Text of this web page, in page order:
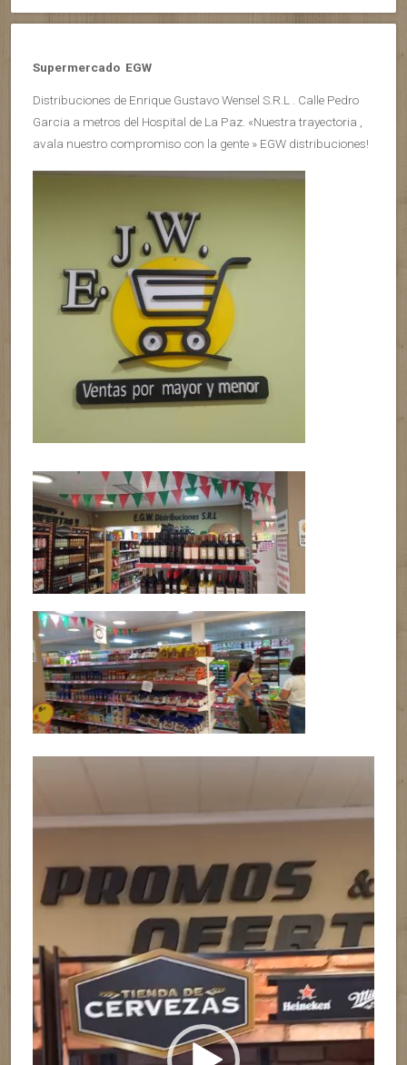
Supermercado EGW
Distribuciones de Enrique Gustavo Wensel S.R.L . Calle Pedro
Garcia a metros del Hospital de La Paz. «Nuestra trayectoria ,
avala nuestro compromiso con la gente » EGW distribuciones!